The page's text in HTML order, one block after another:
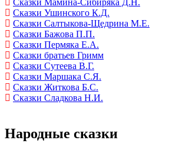
Сказки Мамина-Сибиряка Д.Н.
Сказки Ушинского К.Д.
Сказки Салтыкова-Щедрина М.Е.
Сказки Бажова П.П.
Сказки Пермяка Е.А.
Сказки братьев Гримм
Сказки Сутеева В.Г.
Сказки Маршака С.Я.
Сказки Житкова Б.С.
Сказки Сладкова Н.И.
Народные сказки